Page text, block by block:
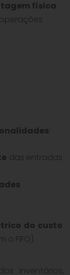
física
das entradas
do custo
o FIFO)
inventários,